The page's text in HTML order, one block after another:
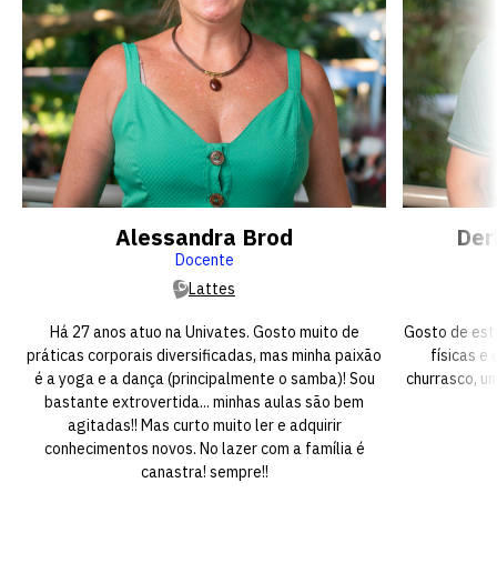
Alessandra Brod
Docente
Lattes
Há 27 anos atuo na Univates. Gosto muito de
práticas corporais diversificadas, mas minha paixão
é a yoga e a dança (principalmente o samba)! Sou
bastante extrovertida... minhas aulas são bem
agitadas!! Mas curto muito ler e adquirir
conhecimentos novos. No lazer com a família é
canastra! sempre!!
Gosto de
físicas e
churrasco,